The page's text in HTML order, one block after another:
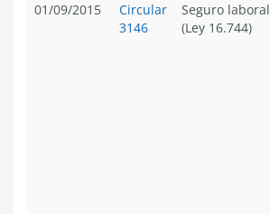
01/09/2015
Circular
3146
Seguro laboral
(Ley 16.744)